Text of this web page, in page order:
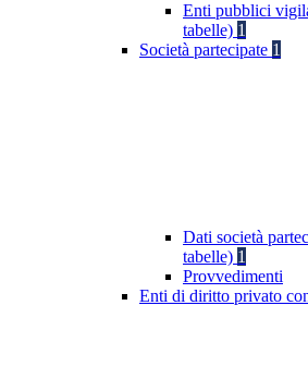
Enti pubblici
tabelle) 1
Società partecipate 1
Dati società
tabelle) 1
Provvedimenti
Enti di diritto privato